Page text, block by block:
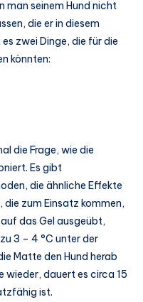
man seinem Hund nicht
die er in diesem
zwei Dinge, die für die
könnten:
die Frage, wie die
Es gibt
die ähnliche Effekte
zum Einsatz kommen,
das Gel ausgeübt,
3 – 4 °C unter der
Matte den Hund herab
wieder, dauert es circa 15
ist.